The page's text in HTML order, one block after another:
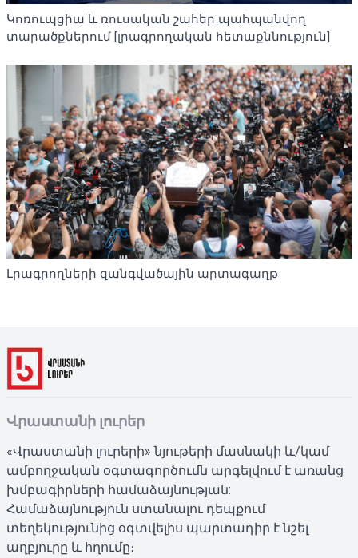
Կոռուպցիա և ռուսական շահեր պահպանվող
տարածքներում [լրագրողական հետաքննություն]
Լրագրողների զանգվածային արտագաղթ
Վրաստանի լուրեր
«Վրաստանի լուրերի» նյութերի մասնակի և/կամ
ամբողջական օգտագործումն արգելվում է առանց
խմբագիրների համաձայնության:
Համաձայնություն ստանալու դեպքում
տեղեկությունից օգտվելիս պարտադիր է նշել
աղբյուրը և հղումը։